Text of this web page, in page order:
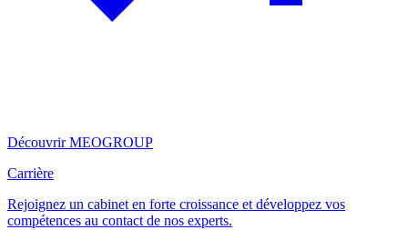
Découvrir MEOGROUP
Carrière
Rejoignez un cabinet en forte croissance et développez vos
compétences au contact de nos experts.